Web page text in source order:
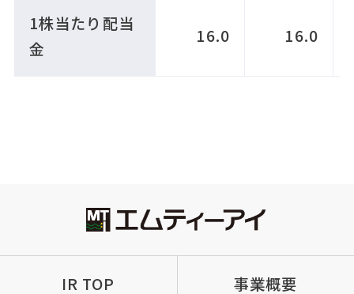
1株当たり配当
金
16.0 16.0
IR TOP 事業概要